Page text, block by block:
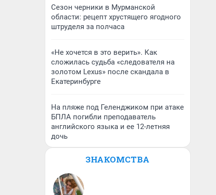
Сезон черники в Мурманской
области: рецепт хрустящего ягодного
штруделя за полчаса
«Не хочется в это верить». Как
сложилась судьба «следователя на
золотом Lexus» после скандала в
Екатеринбурге
На пляже под Геленджиком при атаке
БПЛА погибли преподаватель
английского языка и ее 12-летняя
дочь
ЗНАКОМСТВА